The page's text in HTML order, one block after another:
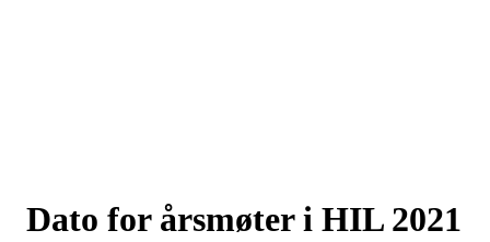
Dato for årsmøter i HIL 2021